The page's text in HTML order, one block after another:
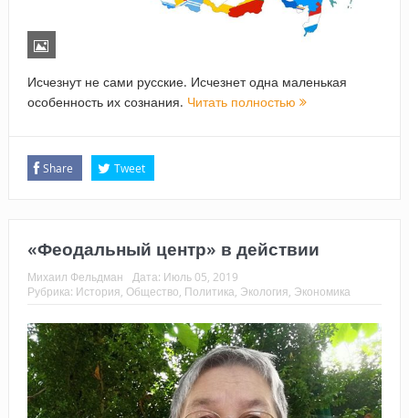
Исчезнут не сами русские. Исчезнет одна маленькая
особенность их сознания. Читать полностью
Share Tweet
«Феодальный центр» в действии
Михаил Фельдман Дата: Июль 05, 2019
Рубрика: История, Общество, Политика, Экология, Экономика